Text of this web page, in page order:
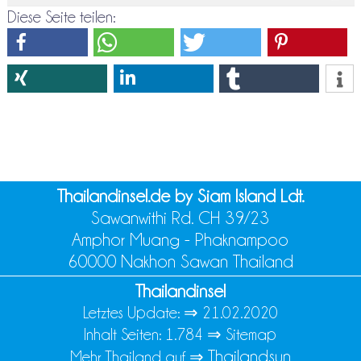
Diese Seite teilen:
Thailandinsel.de by Siam Island Ldt.
Sawanwithi Rd. CH 39/23
Amphor Muang - Phaknampoo
60000 Nakhon Sawan Thailand
Thailandinsel
Letztes Update: ⇒ 21.02.2020
Inhalt Seiten: 1.784 ⇒ Sitemap
Mehr Thailand auf ⇒ Thailandsun